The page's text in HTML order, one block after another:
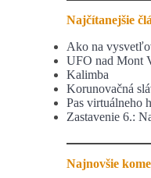
Najčítanejšie
Ako na
UFO nad Mont
Kalimba
Korunovačná
Pas virtuálneho
Zastavenie 6.:
Najnovšie